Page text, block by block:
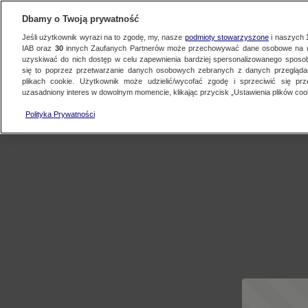
Dbamy o Twoją prywatność
Jeśli użytkownik wyrazi na to zgodę, my, nasze podmioty stowarzyszonei naszych
IAB oraz 30innych Zaufanych Partnerów może przechowywać dane osobowe na
uzyskiwać do nich dostęp w celu zapewnienia bardziej spersonalizowanego
się to poprzez przetwarzanie danych osobowych zebranych z danych
plikach cookie. Użytkownik może udzielić/wycofać zgodę i sprzeciwić się
uzasadniony interes w dowolnym momencie, klikając przycisk „Ustawienia plików
Polityka Prywatności